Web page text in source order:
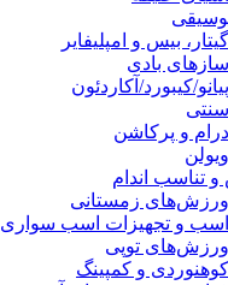
گیتار، بیس و امپلیفایر
سازهای بادی
پیانو/کیبورد/آکاردئون
سنتی
درام و پرکاشن
ویولن
تناسب اندام
ورزش‌های زمستانی
اسب و تجهیزات اسب سواری
ورزش‌های توپی
کوهنوردی و کمپینگ